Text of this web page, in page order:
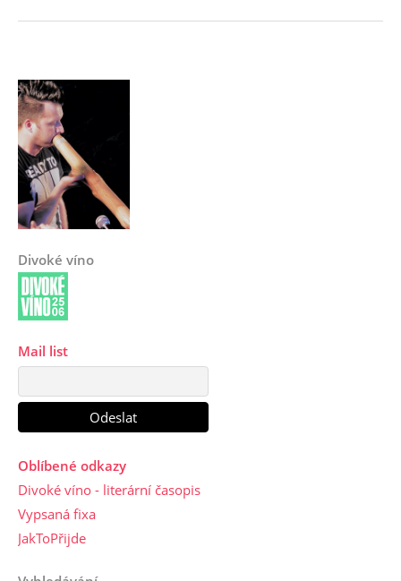
Divoké víno
Mail list
Oblíbené odkazy
Divoké víno - literární časopis
Vypsaná fixa
JakToPřijde